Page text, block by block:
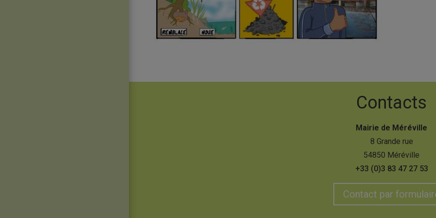
Contacts
Mairie de Méréville
8 Grande rue
54850 Méréville
+33 (0)3 83 47 27 53
Contact par